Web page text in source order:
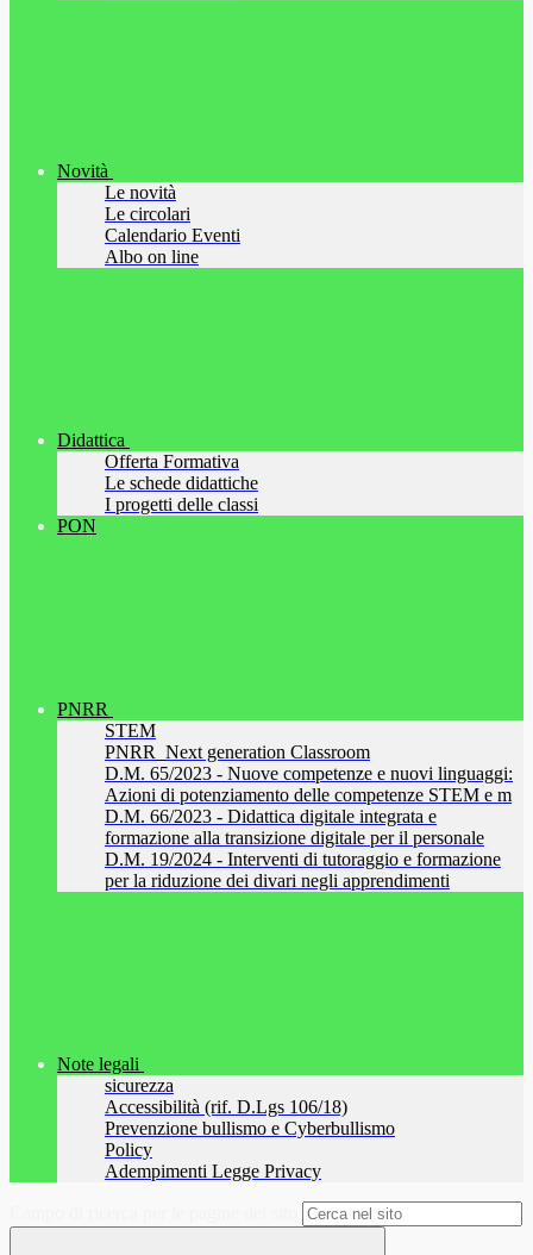
Novità
Le novità
Le circolari
Calendario Eventi
Albo on line
Didattica
Offerta Formativa
Le schede didattiche
I progetti delle classi
PON
PNRR
STEM
PNRR_Next generation Classroom
D.M. 65/2023 - Nuove competenze e nuovi linguaggi:
Azioni di potenziamento delle competenze STEM e m
D.M. 66/2023 - Didattica digitale integrata e
formazione alla transizione digitale per il personale
D.M. 19/2024 - Interventi di tutoraggio e formazione
per la riduzione dei divari negli apprendimenti
Note legali
sicurezza
Accessibilità (rif. D.Lgs 106/18)
Prevenzione bullismo e Cyberbullismo
Policy
Adempimenti Legge Privacy